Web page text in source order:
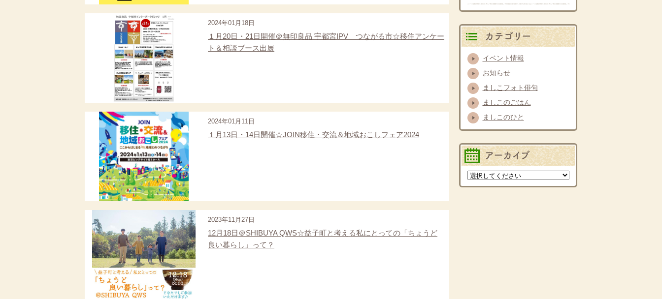
2024年01月18日
１月20日・21日開催＠無印良品 宇都宮IPV つながる市☆移住アンケー
ト＆相談ブース出展
2024年01月11日
１月13日・14日開催☆JOIN移住・交流＆地域おこしフェア2024
詳細を見る
2023年11月27日
12月18日＠SHIBUYA QWS☆益子町と考える私にとっての「ちょうど
良い暮らし」って？
イベント情報
お知らせ
ましこフォト俳句
ましこのごはん
ましこのひと